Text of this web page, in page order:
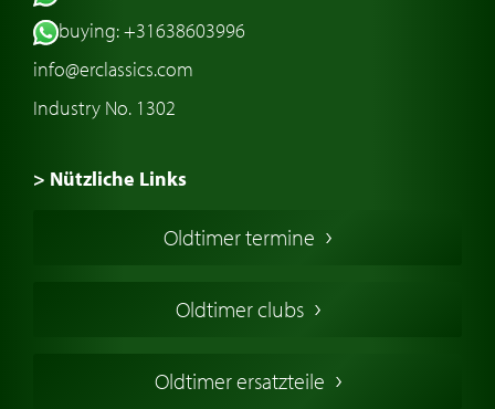
buying: +31638603996
info@erclassics.com
Industry No. 1302
> Nützliche Links
Oldtimers in Europa
Englische Oldtimer
Deutsche Oldtimer
Oldtimer termine
Oldtimer clubs
Oldtimer ersatzteile